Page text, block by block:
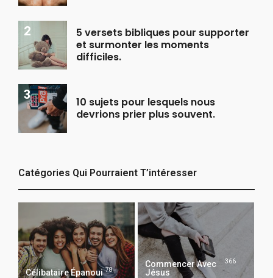
5 versets bibliques pour supporter
et surmonter les moments
difficiles.
10 sujets pour lesquels nous
devrions prier plus souvent.
Catégories Qui Pourraient T’intéresser
Célibataire Épanoui 78
Commencer Avec
Jésus
366